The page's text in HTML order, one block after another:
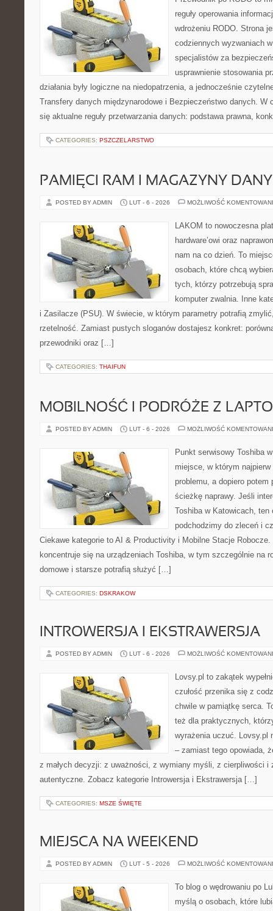
reguły operowania
wdrożeniu RODO. Strona
codziennych wyzwaniach
specjalistów za
usprawnienie stosowania
działania były logiczne na niedopatrzenia, a jednocześnie
Transfery danych międzynarodowe i Bezpieczeństwo danych. W
się aktualne reguły przetwarzania danych: podstawa prawna,
CATEGORIES: PSZCZELARSTWO
PAMIĘCI RAM I MAGAZYNY
POSTED BY ADMIN LUT - 6 - 2026 MOŻLIWOŚĆ
LAKOM to nowoczesna
hardware’owi oraz
nam na co dzień. To
osobach, które chcą
tych, którzy potrzebują
komputer zwalnia. Inne
i Zasilacze (PSU). W świecie, w którym parametry potrafią
rzetelność. Zamiast pustych sloganów dostajesz konkret:
przewodniki oraz […]
CATEGORIES: THAIFUN
MOBILNOŚĆ I PODRÓŻE Z
POSTED BY ADMIN LUT - 6 - 2026 MOŻLIWOŚĆ
Punkt serwisowy Toshiba
miejsce, w którym
problemu, a dopiero potem
ścieżkę naprawy. Jeśli
Toshiba w Katowicach, ten
podchodzimy do zleceń i
Ciekawe kategorie to AI & Productivity i Mobilne Stacje Robocze.
koncentruje się na urządzeniach Toshiba, w tym szczególnie na
domowe i starsze potrafią służyć […]
CATEGORIES: DSKRAKOW
INTROWERSJA I EKSTRAWERSJA
POSTED BY ADMIN LUT - 6 - 2026 MOŻLIWOŚĆ
Lovsy.pl to zakątek
czułość przenika się z
chwile w pamiątkę serca.
też dla praktycznych,
wyrażenia uczuć. Lovsy.pl
– zamiast tego opowiada,
z małych decyzji: z uważności, z wymiany myśli, z cierpliwości i
autentyczne. Zobacz kategorie Introwersja i Ekstrawersja […]
CATEGORIES: MSZE ŚWIĘTE
MIEJSCA NA WEEKEND
POSTED BY ADMIN LUT - 5 - 2026 MOŻLIWOŚĆ
To blog o wędrowaniu po
myślą o osobach, które